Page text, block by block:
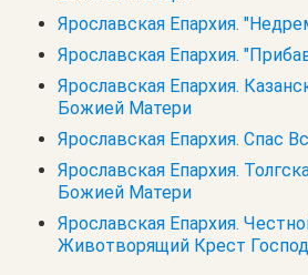
Ярославская Епархия.
Ярославская Епархия.
Ярославская Епархия.
Божией Матери
Ярославская Епархия. Спас
Ярославская Епархия.
Божией Матери
Ярославская Епархия.
Животворящий Крест